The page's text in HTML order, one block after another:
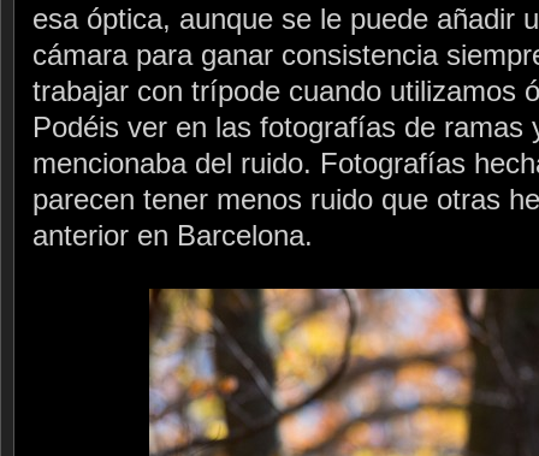
esa óptica, aunque se le puede añadir
cámara para ganar consistencia
trabajar con trípode cuando utilizamos
Podéis ver en las fotografías de ramas
mencionaba del ruido. Fotografías
parecen tener menos ruido que otras
anterior en Barcelona.